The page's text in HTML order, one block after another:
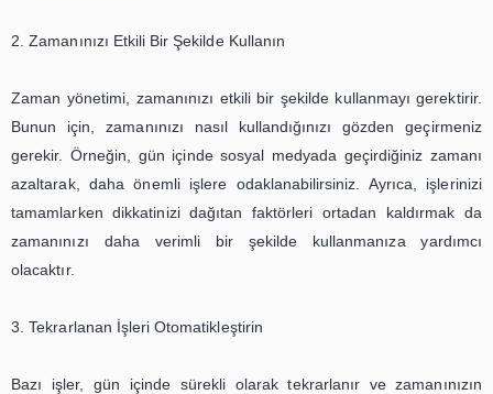
yapmakla başlar. Önceliklerinizi belirlemek,
önemli işlere öncelik verir ve zamanınızı
ayarlayabilirsiniz. Plan yapmak ise, yapılması gereken
bir zaman dilimine göre düzenlemenizi sağlar. Böylece,
yapılması gereken işlerinizi daha verimli bir
tamamlayabilirsiniz.